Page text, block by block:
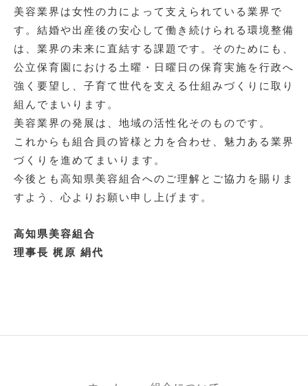
美容業界は女性の力によって支えられている業界で
す。結婚や出産後の安心して働き続けられる環境整備
は、業界の未来に直結する課題です。そのためにも、
公立保育園における土曜・日曜日の保育実施を行政へ
強く要望し、子育て世代を支える仕組みづくりに取り
組んでまいります。
美容業界の発展は、地域の活性化そのものです。
これからも組合員の皆様と力を合わせ、魅力ある業界
づくりを進めてまいります。
今後とも高知県美容組合へのご理解とご協力を賜りま
すよう、心よりお願い申し上げます。
高知県美容組合
理事長 梶原 絹代